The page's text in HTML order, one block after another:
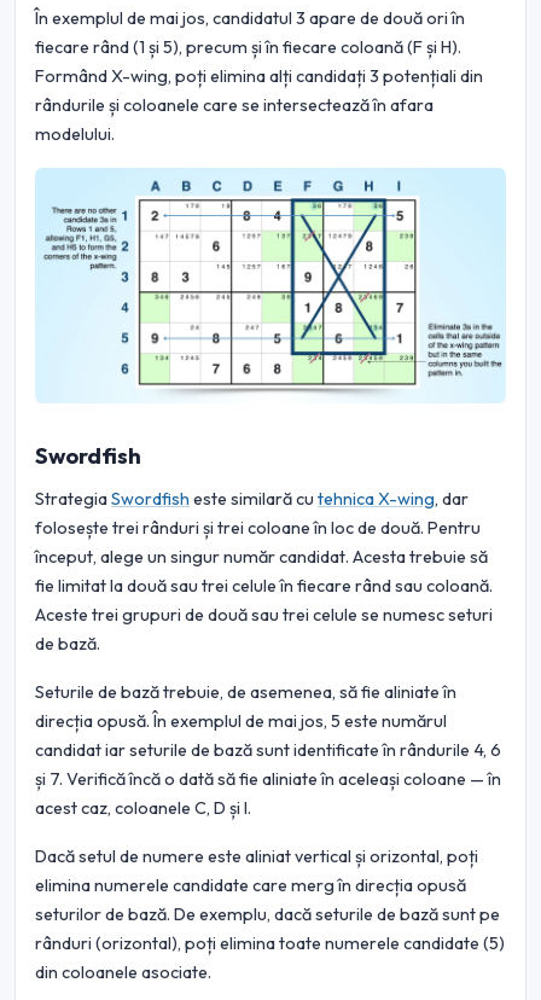
În exemplul de mai jos, candidatul 3 apare de două ori în
fiecare rând (1 și 5), precum și în fiecare coloană (F și H).
Formând X-wing, poți elimina alți candidați 3 potențiali din
rândurile și coloanele care se intersectează în afara
modelului.
Swordfish
StrategiaSwordfish este similară cu tehnica X-wing, dar
folosește trei rânduri și trei coloane în loc de două. Pentru
început, alege un singur număr candidat. Acesta trebuie să
fie limitat la două sau trei celule în fiecare rând sau coloană.
Aceste trei grupuri de două sau trei celule se numesc seturi
de bază.
Seturile de bază trebuie, de asemenea, să fie aliniate în
direcția opusă. În exemplul de mai jos, 5 este numărul
candidat iar seturile de bază sunt identificate în rândurile 4, 6
și 7. Verifică încă o dată să fie aliniate în aceleași coloane — în
acest caz, coloanele C, D și I.
Dacă setul de numere este aliniat vertical și orizontal, poți
elimina numerele candidate care merg în direcția opusă
seturilor de bază. De exemplu, dacă seturile de bază sunt pe
rânduri (orizontal), poți elimina toate numerele candidate (5)
din coloanele asociate.